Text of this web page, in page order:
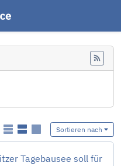
Sortieren nach
Tagebausee soll für